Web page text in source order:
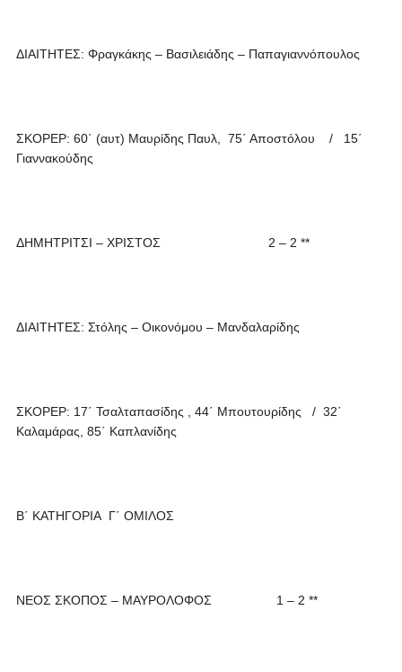
ΔΙΑΙΤΗΤΕΣ: Φραγκάκης – Βασιλειάδης – Παπαγιαννόπουλος
ΣΚΟΡΕΡ: 60΄ (αυτ) Μαυρίδης Παυλ, 75΄ Αποστόλου / 15΄
Γιαννακούδης
ΔΗΜΗΤΡΙΤΣΙ – ΧΡΙΣΤΟΣ 2 – 2 **
ΔΙΑΙΤΗΤΕΣ: Στόλης – Οικονόμου – Μανδαλαρίδης
ΣΚΟΡΕΡ: 17΄ Τσαλταπασίδης , 44΄ Μπουτουρίδης / 32΄
Καλαμάρας, 85΄ Καπλανίδης
Β΄ ΚΑΤΗΓΟΡΙΑ Γ΄ ΟΜΙΛΟΣ
ΝΕΟΣ ΣΚΟΠΟΣ – ΜΑΥΡΟΛΟΦΟΣ 1 – 2 **